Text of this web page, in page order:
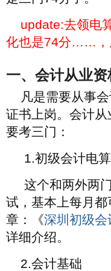
update:去领电
化也是74分……，
一、会计从业
凡是需要从事会
证书上岗。会计
要考三门：
1.初级会计电
这个和两外两门
试，基本上每月
章：《深圳初级
详细介绍。
2.会计基础